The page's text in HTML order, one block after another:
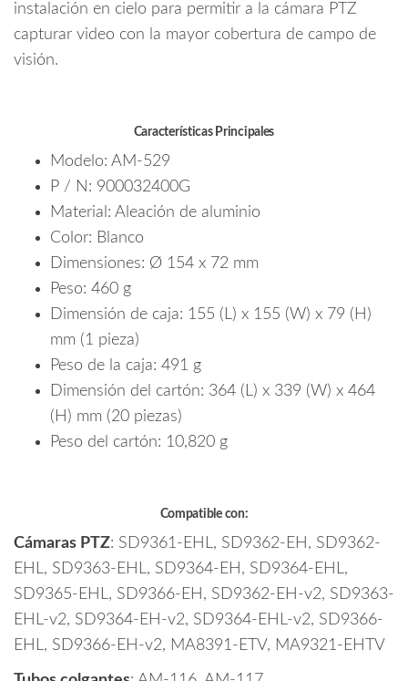
AM114
/
AM116
instalación en cielo para permitir a la cámara PTZ
capturar video con la mayor cobertura de campo de
visión.
Características Principales
Modelo: AM-529
P / N: 900032400G
Material: Aleación de aluminio
Color: Blanco
Dimensiones: Ø 154 x 72 mm
Peso: 460 g
Dimensión de caja: 155 (L) x 155 (W) x 79 (H)
mm (1 pieza)
Peso de la caja: 491 g
Dimensión del cartón: 364 (L) x 339 (W) x 464
(H) mm (20 piezas)
Peso del cartón: 10,820 g
Compatible con:
Cámaras PTZ: SD9361-EHL, SD9362-EH, SD9362-
EHL, SD9363-EHL, SD9364-EH, SD9364-EHL,
SD9365-EHL, SD9366-EH, SD9362-EH-v2, SD9363-
EHL-v2, SD9364-EH-v2, SD9364-EHL-v2, SD9366-
EHL, SD9366-EH-v2, MA8391-ETV, MA9321-EHTV